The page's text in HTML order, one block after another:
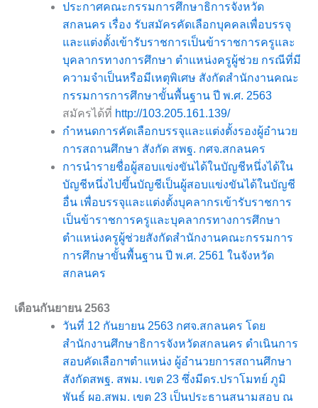
ประกาศคณะกรรมการศึกษาธิการจังหวัด
สกลนคร เรื่อง รับสมัครคัดเลือกบุคคลเพื่อบรรจุ
และแต่งตั้งเข้ารับราชการเป็นข้าราชการครูและ
บุคลากรทางการศึกษา ตำแหน่งครูผู้ช่วย กรณีที่มี
ความจำเป็นหรือมีเหตุพิเศษ สังกัดสำนักงานคณะ
กรรมการการศึกษาขั้นพื้นฐาน ปี พ.ศ. 2563
สมัครได้ที่ http://103.205.161.139/
กำหนดการคัดเลือกบรรจุและแต่งตั้งรองผู้อำนวย
การสถานศึกษา สังกัด สพฐ. กศจ.สกลนคร
การนำรายชื่อผู้สอบแข่งขันได้ในบัญชีหนึ่งได้ใน
บัญชีหนึ่งไปขึ้นบัญชีเป็นผู้สอบแข่งขันได้ในบัญชี
อื่น เพื่อบรรจุและแต่งตั้งบุคลากรเข้ารับราชการ
เป็นข้าราชการครูและบุคลากรทางการศึกษา
ตำแหน่งครูผู้ช่วยสังกัดสำนักงานคณะกรรมการ
การศึกษาขั้นพื้นฐาน ปี พ.ศ. 2561 ในจังหวัด
สกลนคร
เดือนกันยายน 2563
วันที่ 12 กันยายน 2563 กศจ.สกลนคร โดย
สำนักงานศึกษาธิการจังหวัดสกลนคร ดำเนินการ
สอบคัดเลือกฯตำแหน่ง ผู้อำนวยการสถานศึกษา
สังกัดสพฐ. สพม. เขต 23 ซึ่งมีดร.ปราโมทย์ ภูมิ
พันธ์ ผอ.สพม. เขต 23 เป็นประธานสนามสอบ ณ